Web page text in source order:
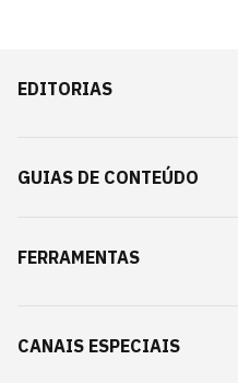
EDITORIAS
GUIAS DE CONTEÚDO
FERRAMENTAS
CANAIS ESPECIAIS